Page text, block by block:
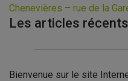
Chenevières – rue de la
Les articles récents
Bienvenue sur le site